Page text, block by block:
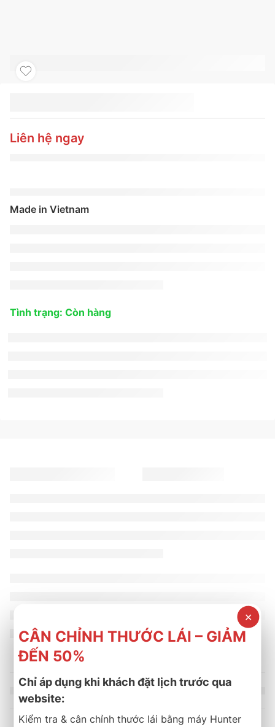
255/55R18 CRUGEN
HP71
Liên hệ ngay
Made in Vietnam
Tình trạng: Còn hàng
✕
CÂN CHỈNH THƯỚC LÁI – GIẢM
ĐẾN 50%
Chỉ áp dụng khi khách đặt lịch trước qua
website:
Kiểm tra & cân chỉnh thước lái bằng máy Hunter